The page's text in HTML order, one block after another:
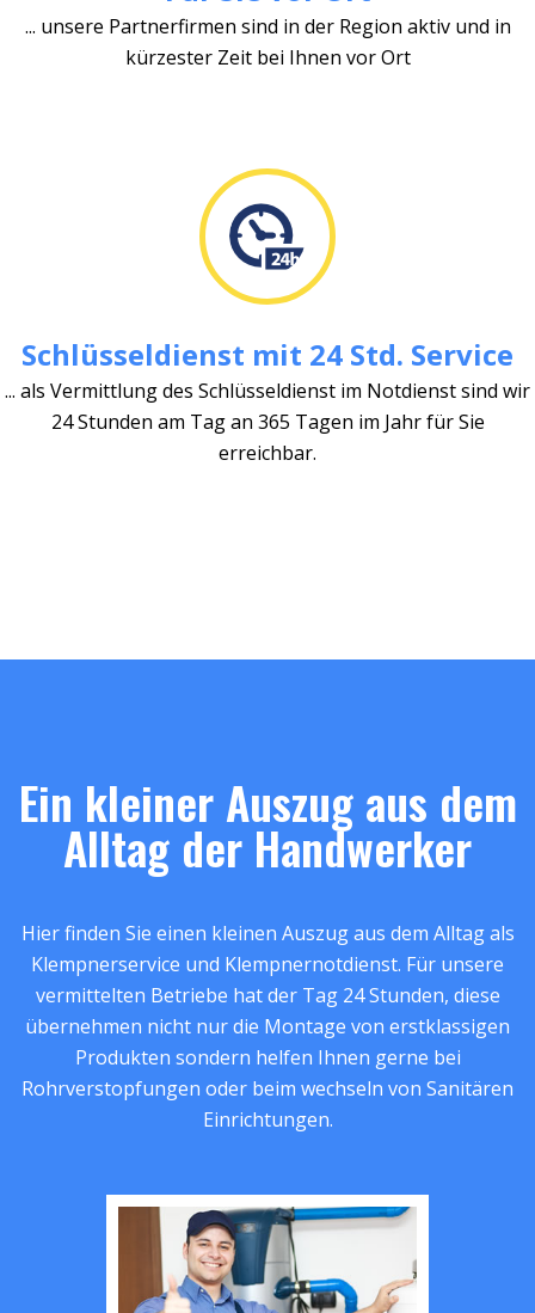
... unsere Partnerfirmen sind in der Region aktiv und in
kürzester Zeit bei Ihnen vor Ort
Schlüsseldienst mit 24 Std. Service
... als Vermittlung des Schlüsseldienst im Notdienst sind wir
24 Stunden am Tag an 365 Tagen im Jahr für Sie
erreichbar.
Ein kleiner Auszug aus dem
Alltag der Handwerker
Hier finden Sie einen kleinen Auszug aus dem Alltag als
Klempnerservice und Klempnernotdienst. Für unsere
vermittelten Betriebe hat der Tag 24 Stunden, diese
übernehmen nicht nur die Montage von erstklassigen
Produkten sondern helfen Ihnen gerne bei
Rohrverstopfungen oder beim wechseln von Sanitären
Einrichtungen.